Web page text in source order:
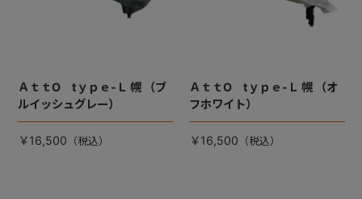
ＡｔｔO tｙｐｅ-Ｌ 幌 （ブ
ルイッシュグレー）
￥16,500
ＡｔｔO tｙｐｅ-Ｌ 幌 （オ
フホワイト）
￥16,500